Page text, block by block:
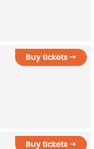
Buy tickets
Buy tickets